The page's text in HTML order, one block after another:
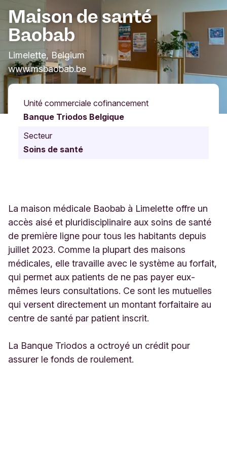
Maison de santé
Baobab
Limelette, Belgium
www.msbaobab.be
Unité commerciale cofinancement
Banque Triodos Belgique
Secteur
Soins de santé
La maison médicale Baobab à Limelette offre un
accès aisé et pluridisciplinaire aux soins de santé
de première ligne pour tous les habitants depuis
juillet 2023. Comme la plupart des maisons
médicales, elle travaille avec le système au forfait,
qui permet aux patients de ne pas payer eux-
mêmes leurs consultations. Ce sont les mutuelles
qui versent directement un montant forfaitaire au
centre de santé par patient inscrit.
La Banque Triodos a octroyé un crédit pour
assurer le fonds de roulement.